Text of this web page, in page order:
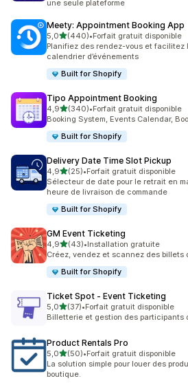
une seule plateforme
Meety: Appointment Booking App
5,0étoile(s) sur 5
(440)
440 avis au total
•Forfait gratuit disponible
Planifiez des rendez-vous et facilitez
calendrier d’événements
Built for Shopify
Tipo Appointment Booking
4,9étoile(s) sur 5
(340)
340 avis au total
•Forfait gratuit disponible
Booking System, Events Calendar,
Built for Shopify
Delivery Date Time Slot Pickup
4,9étoile(s) sur 5
(25)
25 avis au total
•Forfait gratuit disponible
Sélecteur de date pour le retrait en
heure de livraison de commande
Built for Shopify
GM Event Ticketing
4,9étoile(s) sur 5
(43)
43 avis au total
•Installation gratuite
Créez, vendez et scannez des billets
Built for Shopify
Ticket Spot ‑ Event Ticketing
5,0étoile(s) sur 5
(37)
37 avis au total
•Forfait gratuit disponible
Billetterie et gestion des participants
Product Rentals Pro
5,0étoile(s) sur 5
(50)
50 avis au total
•Forfait gratuit disponible
La solution simple pour louer des
boutique.